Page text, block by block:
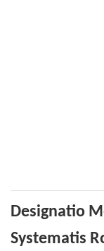
Designatio
Systematis